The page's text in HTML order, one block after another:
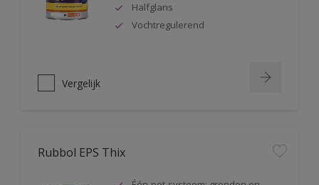
Halfglans
Vochtregulerend
Vergelijk
Rubbol EPS Thix